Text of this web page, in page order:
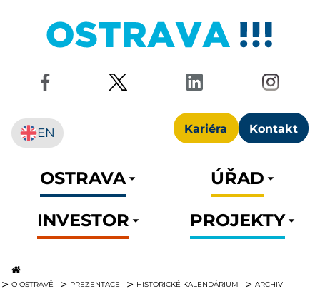
Kariéra Kontakt
EN
OSTRAVA
ÚŘAD
INVESTOR
PROJEKTY
O OSTRAVĚ PREZENTACE HISTORICKÉ KALENDÁRIUM ARCHIV